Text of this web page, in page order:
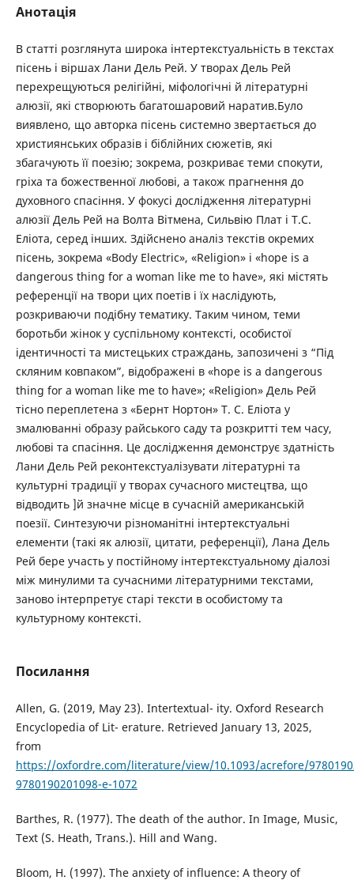
Анотація
В статті розглянута широка інтертекстуальність в текстах
пісень і віршах Лани Дель Рей. У творах Дель Рей
перехрещуються релігійні, міфологічні й літературні
алюзії, які створюють багатошаровий наратив.Було
виявлено, що авторка пісень системно звертається до
християнських образів і біблійних сюжетів, які
збагачують її поезію; зокрема, розкриває теми спокути,
гріха та божественної любові, а також прагнення до
духовного спасіння. У фокусі дослідження літературні
алюзії Дель Рей на Волта Вітмена, Сильвію Плат і Т.С.
Еліота, серед інших. Здійснено аналіз текстів окремих
пісень, зокрема «Body Electric», «Religion» і «hope is a
dangerous thing for a woman like me to have», які містять
референції на твори цих поетів і їх наслідують,
розкриваючи подібну тематику. Таким чином, теми
боротьби жінок у суспільному контексті, особистої
ідентичності та мистецьких страждань, запозичені з “Під
скляним ковпаком”, відображені в «hope is a dangerous
thing for a woman like me to have»; «Religion» Дель Рей
тісно переплетена з «Бернт Нортон» Т. С. Еліота у
змалюванні образу райського саду та розкритті тем часу,
любові та спасіння. Це дослідження демонструє здатність
Лани Дель Рей реконтекстуалізувати літературні та
культурні традиції у творах сучасного мистецтва, що
відводить ]й значне місце в сучасній американській
поезії. Синтезуючи різноманітні інтертекстуальні
елементи (такі як алюзії, цитати, референції), Лана Дель
Рей бере участь у постійному інтертекстуальному діалозі
між минулими та сучасними літературними текстами,
заново інтерпретує старі тексти в особистому та
культурному контексті.
Посилання
Allen, G. (2019, May 23). Intertextual- ity. Oxford Research
Encyclopedia of Lit- erature. Retrieved January 13, 2025,
from
https://oxfordre.com/literature/view/10.1093/acrefore/
9780190201098-e-1072
Barthes, R. (1977). The death of the author. In Image, Music,
Text (S. Heath, Trans.). Hill and Wang.
Bloom, H. (1997). The anxiety of influence: A theory of